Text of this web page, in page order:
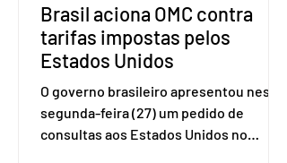
Brasil aciona OMC contra
tarifas impostas pelos
Estados Unidos
O governo brasileiro apresentou nesta
segunda-feira (27) um pedido de
consultas aos Estados Unidos no